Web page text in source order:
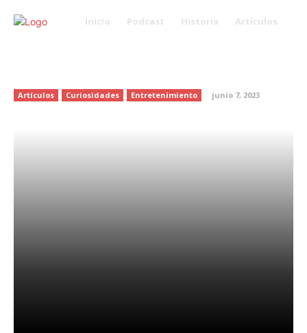
Inicio Podcast Historia Artículos
Artículos Curiosidades Entretenimiento junio 7, 2023